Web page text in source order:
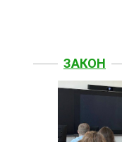
ЗАКОН